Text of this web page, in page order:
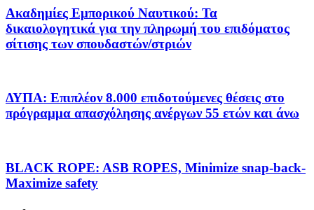
Ακαδημίες Εμπορικού Ναυτικού: Τα
δικαιολογητικά για την πληρωμή του επιδόματος
σίτισης των σπουδαστών/στριών
ΔΥΠΑ: Επιπλέον 8.000 επιδοτούμενες θέσεις στο
πρόγραμμα απασχόλησης ανέργων 55 ετών και άνω
BLACK ROPE: ASB ROPES, Minimize snap-back-
Maximize safety